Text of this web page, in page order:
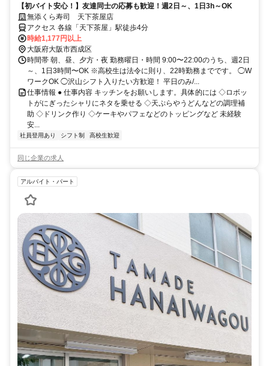
【初バイト安心！】友達同士の応募も歓迎！週2日～、1日3h～OK
無添くら寿司 天下茶屋店
アクセス 各線「天下茶屋」駅徒歩4分
時給1,177円以上
大阪府大阪市西成区
時間帯 朝、昼、夕方・夜 勤務曜日・時間 9:00〜22:00のうち、週2日
～、1日3時間〜OK ※高校生は法令に則り、22時勤務までです。 ◯W
ワークOK ◯沢山シフト入りたい方歓迎！ 平日のみ/...
仕事情報 ● 仕事内容 キッチンをお願いします。具体的には ◇ロボッ
トがにぎったシャリにネタを乗せる ◇天ぷらやうどんなどの調理補
助 ◇ドリンク作り ◇ケーキやパフェなどのトッピングなど 未経験
安...
社員登用あり シフト制 高校生歓迎
同じ企業の求人
アルバイト・パート